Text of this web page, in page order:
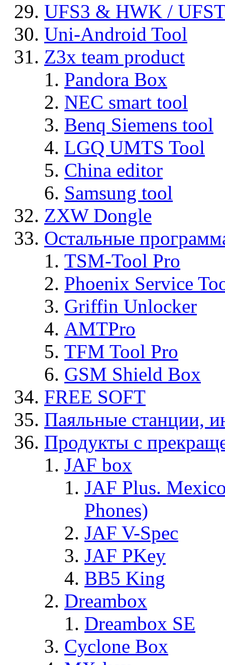
UFS3 & HWK /
Uni-Android Tool
Z3x team product
Pandora Box
NEC smart tool
Benq Siemens tool
LGQ UMTS Tool
China editor
Samsung tool
ZXW Dongle
Остальные
TSM-Tool Pro
Phoenix Service
Griffin Unlocker
AMTPro
TFM Tool Pro
GSM Shield Box
FREE SOFT
Паяльные станции,
Продукты с
JAF box
JAF Plus.
Phones)
JAF V-Spec
JAF PKey
BB5 King
Dreambox
Dreambox SE
Cyclone Box